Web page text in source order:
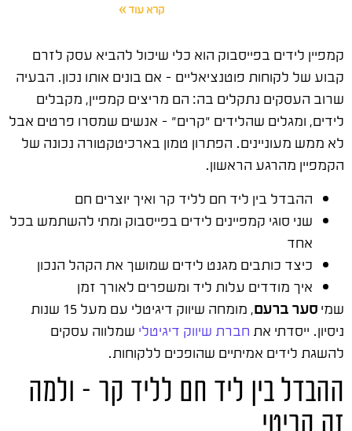
קרא עוד »
קמפיין לידים בפייסבוק הוא כלי שיכול להביא עסק לזרם
קבוע של לקוחות פוטנציאליים – אם בונים אותו נכון. הבעיה
שרוב העסקים נתקלים בה: הם מריצים קמפיין, מקבלים
לידים, ומגלים שהלידים "קרים" – אנשים שמסרו פרטים אבל
לא ממש מעוניינים. הפתרון טמון בארכיטקטורה נכונה של
הקמפיין מהרגע הראשון.
ההבדל בין ליד חם לליד קר ואיך יוצרים חם
שני סוגי קמפיינים לידים בפייסבוק ומתי להשתמש בכל
אחד
כיצד כותבים מגנט לידים שמושך את הקהל הנכון
איך מודדים עלות ליד ומשפרים לאורך זמן
שמיסער ברעם
, מומחה שיווק דיגיטלי עם מעל 15 שנות
ניסיון. ייסדתי את חברת שיווק דיגיטלי שמלווה עסקים
להשגת לידים אמיתיים שהופכים ללקוחות.
ההבדל בין ליד חם לליד קר – ולמה